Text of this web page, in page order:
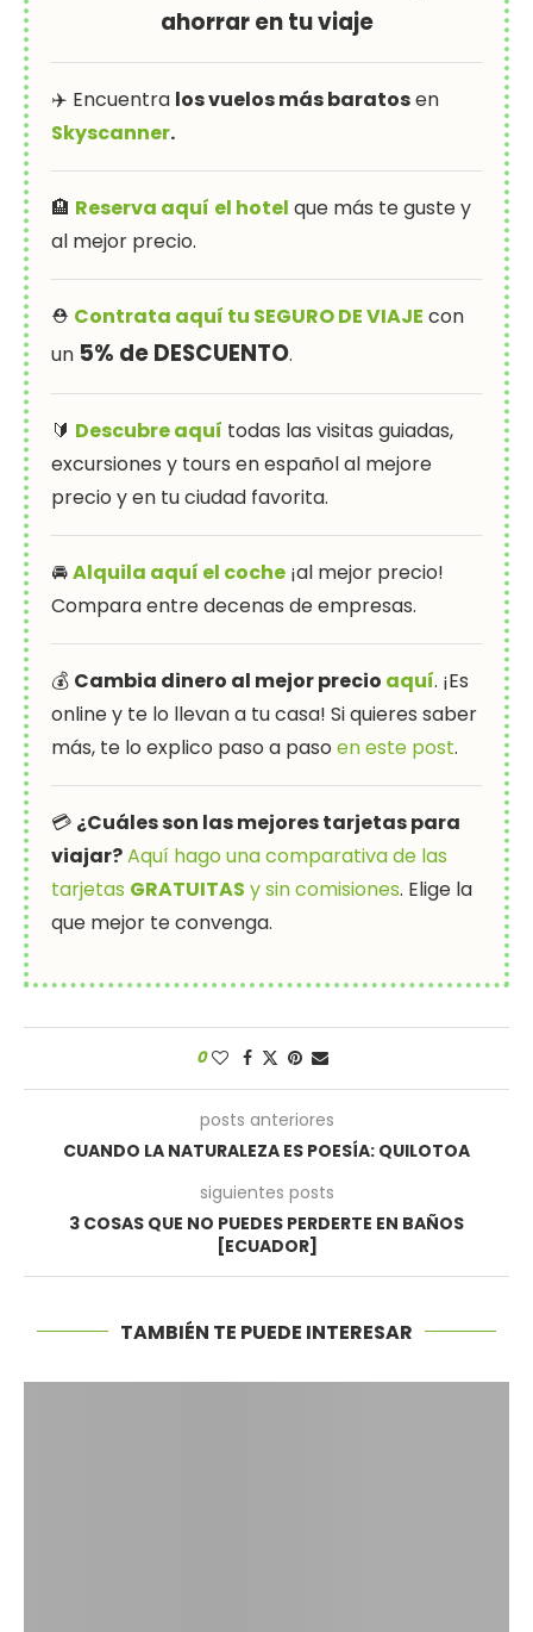
ahorrar en tu viaje
✈️ Encuentra los vuelos más baratosen
Skyscanner.
🏨 Reserva aquí el hotel que más te guste y
al mejor precio.
⛑ Contrata aquí tu SEGURO DE VIAJE con
un 5% de DESCUENTO.
🔰 Descubre aquí todas las visitas guiadas,
excursiones y tours en español al mejore
precio y en tu ciudad favorita.
🚘Alquila aquí el coche ¡al mejor precio!
Compara entre decenas de empresas.
💰 Cambia dinero al mejor precio aquí. ¡Es
online y te lo llevan a tu casa! Si quieres saber
más, te lo explico paso a pasoen este post.
💳 ¿Cuáles son las mejores tarjetas para
viajar?Aquí hago una comparativa de las
tarjetas GRATUITAS y sin comisiones. Elige la
que mejor te convenga.
0
posts anteriores
CUANDO LA NATURALEZA ES POESÍA: QUILOTOA
siguientes posts
3 COSAS QUE NO PUEDES PERDERTE EN BAÑOS
[ECUADOR]
TAMBIÉN TE PUEDE INTERESAR